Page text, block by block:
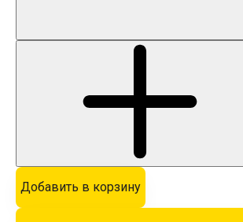
Добавить в корзину